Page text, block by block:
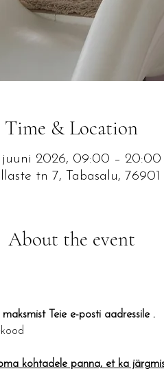
Time & Location
juuni 2026, 09:00 – 20:00
tn 7, Tabasalu,
About the event
Teie e-posti aadressile .
kohtadele panna, et ka